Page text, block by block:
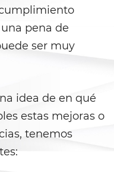
Drogas
pena de
ser muy
idea de en qué
estas mejoras o
tenemos